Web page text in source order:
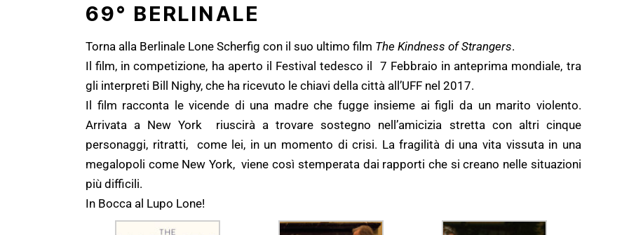
69° BERLINALE
Torna alla Berlinale Lone Scherfig con il suo ultimo film The Kindness of Strangers.
Il film, in competizione, ha aperto il Festival tedesco il 7 Febbraio in anteprima mondiale, tra
gli interpreti Bill Nighy, che ha ricevuto le chiavi della città all’UFF nel 2017.
Il film racconta le vicende di una madre che fugge insieme ai figli da un marito violento.
Arrivata a New York riuscirà a trovare sostegno nell’amicizia stretta con altri cinque
personaggi, ritratti, come lei, in un momento di crisi. La fragilità di una vita vissuta in una
megalopoli come New York, viene così stemperata dai rapporti che si creano nelle situazioni
più difficili.
In Bocca al Lupo Lone!